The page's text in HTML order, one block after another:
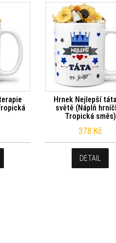
Hrnek Nejlepší
světě (Náplň
Tropická směs)
378 Kč
DETAIL